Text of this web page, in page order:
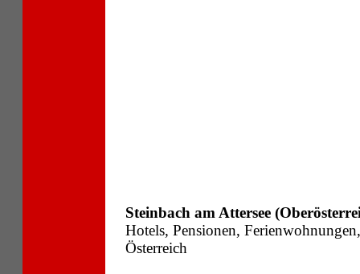
Steinbach am Attersee
Hotels, Pensionen,
Österreich